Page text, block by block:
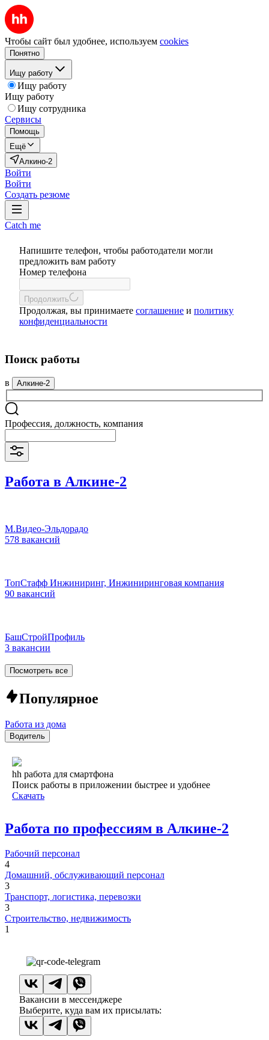
Чтобы сайт был удобнее, используем cookies
Понятно
Ищу работу
Ищу работу
Ищу работу
Ищу сотрудника
Сервисы
Помощь
Ещё
Алкино-2
Войти
Войти
Создать резюме
Catch me
Напишите телефон, чтобы работодатели могли
предложить вам работу
Номер телефона
Продолжить
Продолжая, вы принимаете соглашение и политику
конфиденциальности
Поиск работы
в Алкине-2
Профессия, должность, компания
Работа в Алкине-2
М.Видео-Эльдорадо
578 вакансий
ТопСтафф Инжиниринг, Инжиниринговая компания
90 вакансий
БашСтройПрофиль
3 вакансии
Посмотреть все
Популярное
Работа из дома
Водитель
hh работа для смартфона
Поиск работы в приложении быстрее и удобнее
Скачать
Работа по профессиям в Алкине-2
Рабочий персонал
4
Домашний, обслуживающий персонал
3
Транспорт, логистика, перевозки
3
Строительство, недвижимость
1
Вакансии в мессенджере
Выберите, куда вам их присылать: